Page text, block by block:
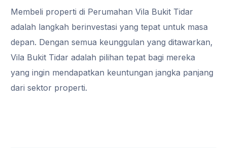
Membeli properti di Perumahan Vila Bukit Tidar
adalah langkah berinvestasi yang tepat untuk masa
depan. Dengan semua keunggulan yang ditawarkan,
Vila Bukit Tidar adalah pilihan tepat bagi mereka
yang ingin mendapatkan keuntungan jangka panjang
dari sektor properti.